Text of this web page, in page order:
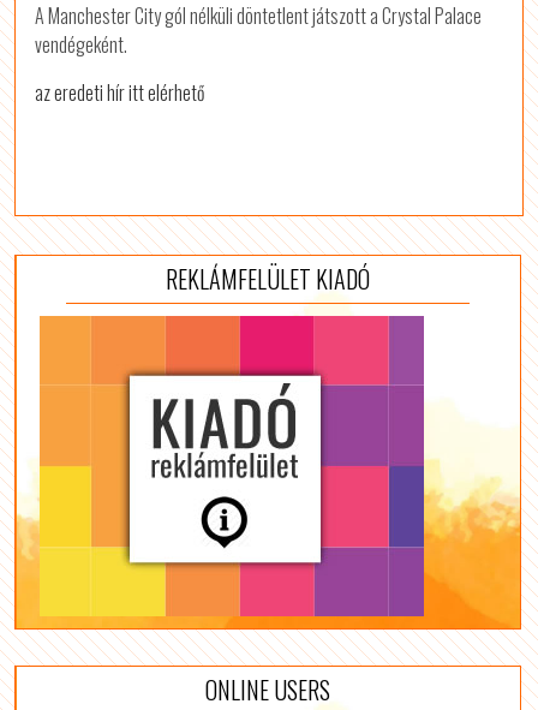
A Manchester City gól nélküli döntetlent játszott a Crystal Palace
vendégeként.
az eredeti hír itt elérhető
REKLÁMFELÜLET KIADÓ
ONLINE USERS